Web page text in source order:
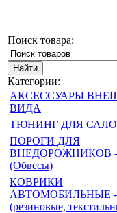
Поиск товара:
Категории:
АКСЕССУАРЫ
ВИДА
ТЮНИНГ ДЛЯ
ПОРОГИ ДЛЯ
ВНЕДОРОЖНИКОВ -
(Обвесы)
КОВРИКИ
АВТОМОБИЛЬНЫЕ -
(резиновые,